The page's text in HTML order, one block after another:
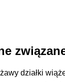
działki